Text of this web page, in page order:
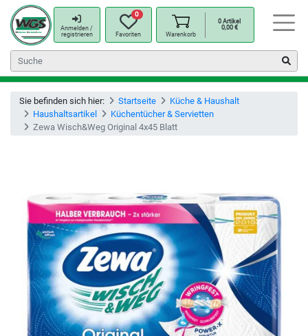
Anmelden /
registrieren
0
Favoriten Warenkorb
0Artikel
0,00 €
Sie befinden sich hier: Startseite
Küche & Haushalt
Haushaltsartikel
Küchentücher & Servietten
Zewa Wisch&Weg Original 4x45 Blatt